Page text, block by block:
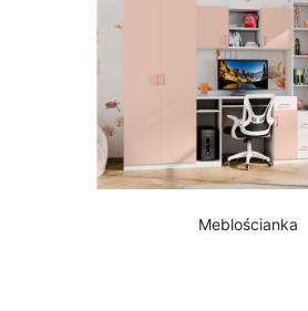
Meblościanka